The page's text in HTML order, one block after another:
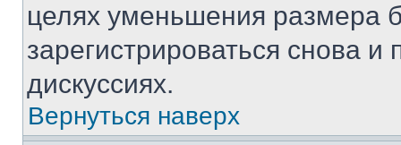
целях уменьшения размера
зарегистрироваться снова и
дискуссиях.
Вернуться наверх